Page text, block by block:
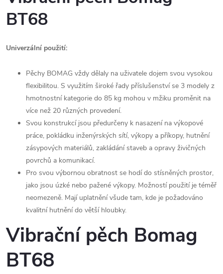
BT68
Univerzální použití:
Pěchy BOMAG vždy dělaly na uživatele dojem svou vysokou
flexibilitou. S využitím široké řady příslušenství se 3 modely z
hmotnostní kategorie do 85 kg mohou v mžiku proměnit na
více než 20 různých provedení.
Svou konstrukcí jsou předurčeny k nasazení na výkopové
práce, pokládku inženýrských sítí, výkopy a příkopy, hutnění
zásypových materiálů, zakládání staveb a opravy živičných
povrchů a komunikací.
Pro svou výbornou obratnost se hodí do stísněných prostor,
jako jsou úzké nebo pažené výkopy. Možností použití je téměř
neomezeně. Mají uplatnění všude tam, kde je požadováno
kvalitní hutnění do větší hloubky.
Vibrační pěch Bomag
BT68